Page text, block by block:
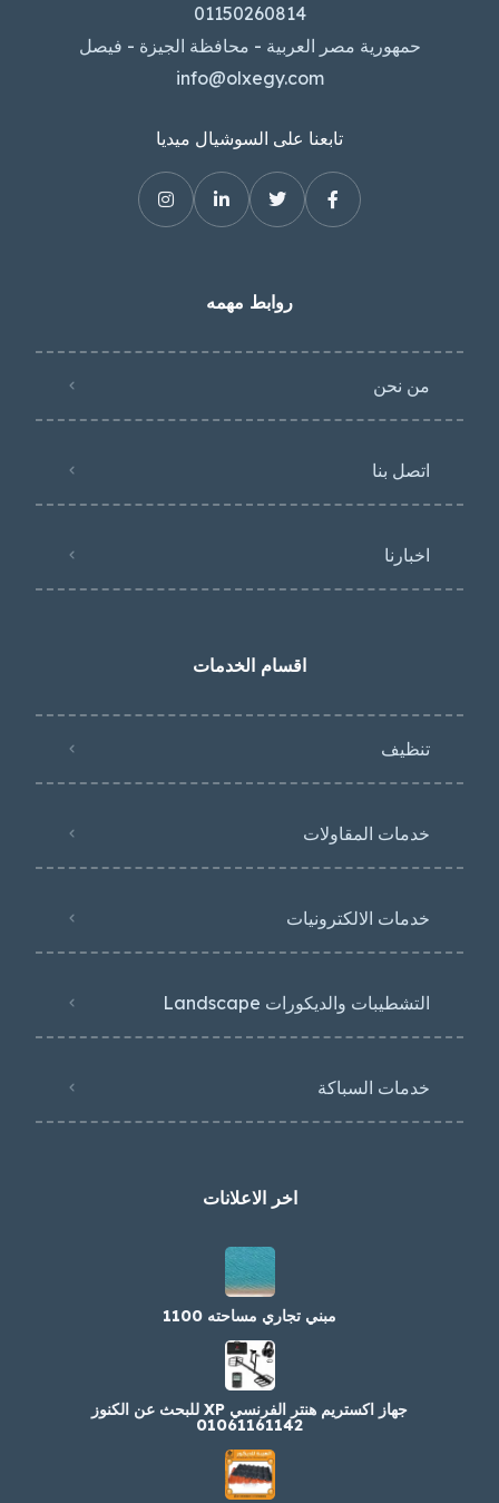
01150260814
حمهورية مصر العربية - محافظة الجيزة - فيصل
info@olxegy.com
تابعنا على السوشيال ميديا
روابط مهمه
من نحن
اتصل بنا
اخبارنا
اقسام الخدمات
تنظيف
خدمات المقاولات
خدمات الالكترونيات
التشطيبات والديكورات Landscape
خدمات السباكة
اخر الاعلانات
مبني تجاري مساحته 1100
جهاز اكستريم هنتر الفرنسي XP للبحث عن الكنوز
01061161142